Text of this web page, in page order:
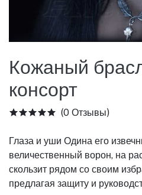
Кожаный
консорт
(0 Отзывы)
Глаза и уши Одина его
величественный ворон, на
скользит рядом со своим
предлагая защиту и